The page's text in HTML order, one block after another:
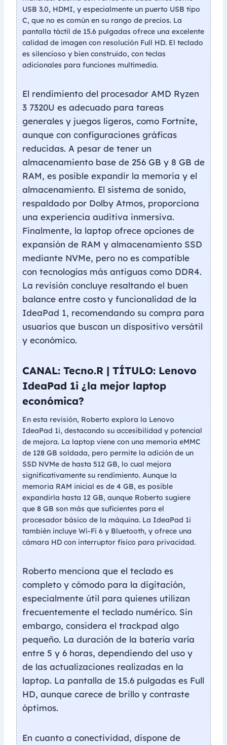
USB 3.0, HDMI, y especialmente un puerto USB tipo
C, que no es común en su rango de precios. La
pantalla táctil de 15.6 pulgadas ofrece una excelente
calidad de imagen con resolución Full HD. El teclado
es silencioso y bien construido, con teclas
adicionales para funciones multimedia.
El rendimiento del procesador AMD Ryzen
3 7320U es adecuado para tareas
generales y juegos ligeros, como Fortnite,
aunque con configuraciones gráficas
reducidas. A pesar de tener un
almacenamiento base de 256 GB y 8 GB de
RAM, es posible expandir la memoria y el
almacenamiento. El sistema de sonido,
respaldado por Dolby Atmos, proporciona
una experiencia auditiva inmersiva.
Finalmente, la laptop ofrece opciones de
expansión de RAM y almacenamiento SSD
mediante NVMe, pero no es compatible
con tecnologías más antiguas como DDR4.
La revisión concluye resaltando el buen
balance entre costo y funcionalidad de la
IdeaPad 1, recomendando su compra para
usuarios que buscan un dispositivo versátil
y económico.
CANAL: Tecno.R | TÍTULO: Lenovo
IdeaPad 1i ¿la mejor laptop
económica?
En esta revisión, Roberto explora la Lenovo
IdeaPad 1i, destacando su accesibilidad y potencial
de mejora. La laptop viene con una memoria eMMC
de 128 GB soldada, pero permite la adición de un
SSD NVMe de hasta 512 GB, lo cual mejora
significativamente su rendimiento. Aunque la
memoria RAM inicial es de 4 GB, es posible
expandirla hasta 12 GB, aunque Roberto sugiere
que 8 GB son más que suficientes para el
procesador básico de la máquina. La IdeaPad 1i
también incluye Wi-Fi 6 y Bluetooth, y ofrece una
cámara HD con interruptor físico para privacidad.
Roberto menciona que el teclado es
completo y cómodo para la digitación,
especialmente útil para quienes utilizan
frecuentemente el teclado numérico. Sin
embargo, considera el trackpad algo
pequeño. La duración de la batería varía
entre 5 y 6 horas, dependiendo del uso y
de las actualizaciones realizadas en la
laptop. La pantalla de 15.6 pulgadas es Full
HD, aunque carece de brillo y contraste
óptimos.
En cuanto a conectividad, dispone de